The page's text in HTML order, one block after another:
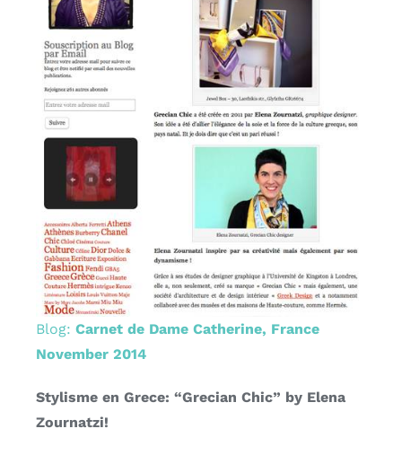
Blog: Carnet de Dame Catherine, France
November 2014
Stylisme en Grece: “Grecian Chic” by Elena
Zournatzi!